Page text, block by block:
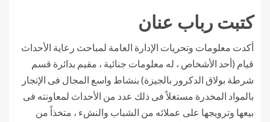
كتبت رباب عنان
أكدت معلومات وتحريات الإدارة العامة لمباحث رعاية الأحداث
قيام (أحد الأشخاص ، له معلومات جنائية ، مقيم بدائرة قسم
شرطة بولاق الدكرور بالجيزة) بنشاط واسع المجال فى الإتجار
بالمواد المخدرة مستغلاً فى ذلك عدد من الأحداث لمعاونته فى
بيعها وترويجها على عملائه من الشباب والنشء ، متخذاً من